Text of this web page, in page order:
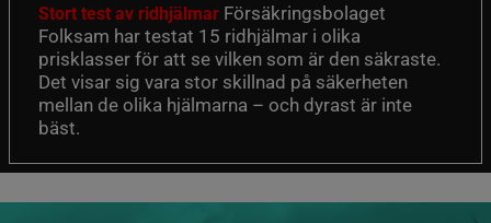
Stort test av ridhjälmar Försäkringsbolaget
Folksam har testat 15 ridhjälmar i olika
prisklasser för att se vilken som är den säkraste.
Det visar sig vara stor skillnad på säkerheten
mellan de olika hjälmarna – och dyrast är inte
bäst.